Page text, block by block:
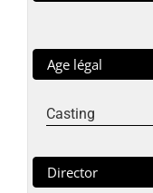
Age légal
Casting
Director